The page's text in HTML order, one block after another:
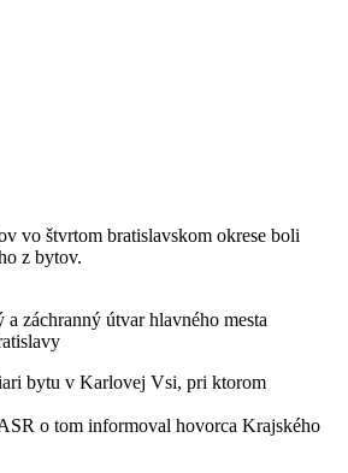
vo štvrtom bratislavskom okrese boli
z bytov.
záchranný útvar hlavného mesta
bytu v Karlovej Vsi, pri ktorom
o tom informoval hovorca Krajského